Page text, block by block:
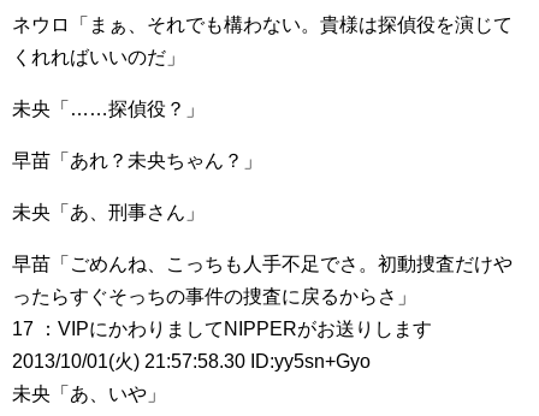
ネウロ「まぁ、それでも構わない。貴様は探偵役を演じて
くれればいいのだ」
未央「……探偵役？」
早苗「あれ？未央ちゃん？」
未央「あ、刑事さん」
早苗「ごめんね、こっちも人手不足でさ。初動捜査だけや
ったらすぐそっちの事件の捜査に戻るからさ」
17 ：VIPにかわりましてNIPPERがお送りします
2013/10/01(火) 21:57:58.30 ID:yy5sn+Gyo
未央「あ、いや」